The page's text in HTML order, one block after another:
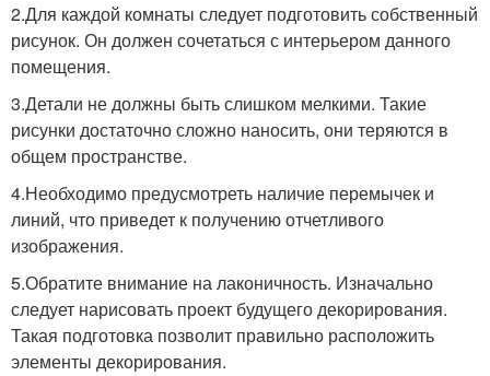
2.Для каждой комнаты следует подготовить собственный
рисунок. Он должен сочетаться с интерьером данного
помещения.
3.Детали не должны быть слишком мелкими. Такие
рисунки достаточно сложно наносить, они теряются в
общем пространстве.
4.Необходимо предусмотреть наличие перемычек и
линий, что приведет к получению отчетливого
изображения.
5.Обратите внимание на лаконичность. Изначально
следует нарисовать проект будущего декорирования.
Такая подготовка позволит правильно расположить
элементы декорирования.